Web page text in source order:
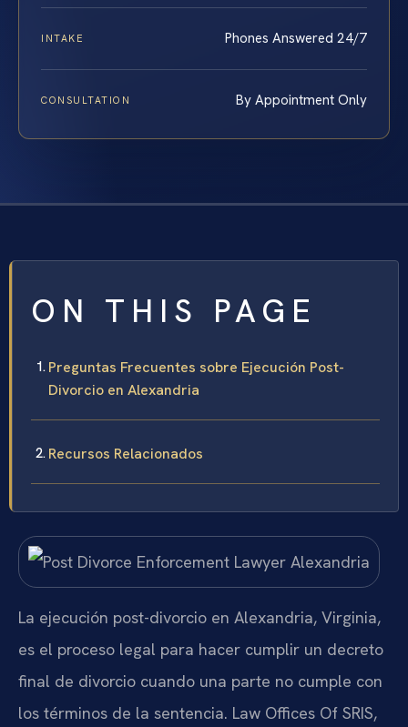
INTAKE Phones Answered 24/7
CONSULTATION By Appointment Only
ON THIS PAGE
Preguntas Frecuentes sobre Ejecución Post-
Divorcio en Alexandria
Recursos Relacionados
La ejecución post-divorcio en Alexandria, Virginia,
es el proceso legal para hacer cumplir un decreto
final de divorcio cuando una parte no cumple con
los términos de la sentencia. Law Offices Of SRIS,